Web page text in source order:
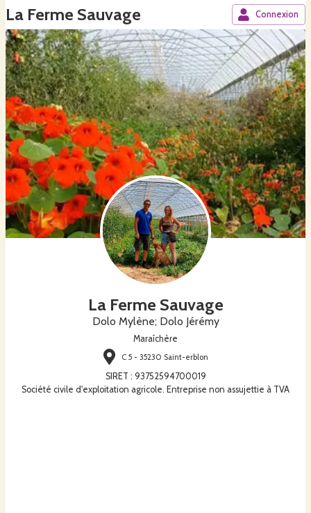
La Ferme Sauvage Connexion
La Ferme Sauvage
Dolo Mylène; Dolo Jérémy
Maraîchère
C 5 - 35230 Saint-erblon
SIRET : 93752594700019
Société civile d'exploitation agricole. Entreprise non assujettie à TVA